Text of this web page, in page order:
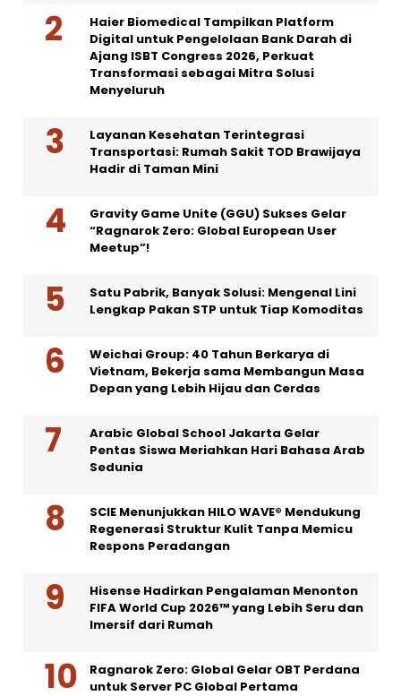
Haier Biomedical Tampilkan Platform
Digital untuk Pengelolaan Bank Darah di
Ajang ISBT Congress 2026, Perkuat
Transformasi sebagai Mitra Solusi
Menyeluruh
Layanan Kesehatan Terintegrasi
Transportasi: Rumah Sakit TOD Brawijaya
Hadir di Taman Mini
Gravity Game Unite (GGU) Sukses Gelar
“Ragnarok Zero: Global European User
Meetup”!
Satu Pabrik, Banyak Solusi: Mengenal Lini
Lengkap Pakan STP untuk Tiap Komoditas
Weichai Group: 40 Tahun Berkarya di
Vietnam, Bekerja sama Membangun Masa
Depan yang Lebih Hijau dan Cerdas
Arabic Global School Jakarta Gelar
Pentas Siswa Meriahkan Hari Bahasa Arab
Sedunia
SCIE Menunjukkan HILO WAVE® Mendukung
Regenerasi Struktur Kulit Tanpa Memicu
Respons Peradangan
Hisense Hadirkan Pengalaman Menonton
FIFA World Cup 2026™ yang Lebih Seru dan
Imersif dari Rumah
Ragnarok Zero: Global Gelar OBT Perdana
untuk Server PC Global Pertama